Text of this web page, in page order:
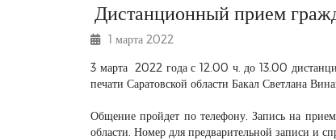
Дистанционный прием
1 марта 2022
3 марта 2022 года с 12.00 ч. до 13.00
печати Саратовской области Бакал Светлана
Общение пройдет по телефону. Запись на
области. Номер для предварительной записи и